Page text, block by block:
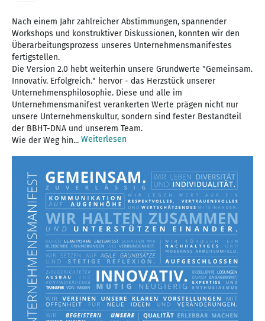
Nach einem Jahr zahlreicher Abstimmungen, spannender
Workshops und konstruktiver Diskussionen, konnten wir den
Überarbeitungsprozess unseres Unternehmensmanifestes
fertigstellen.
Die Version 2.0 hebt weiterhin unsere Grundwerte "Gemeinsam.
Innovativ. Erfolgreich." hervor - das Herzstück unserer
Unternehmensphilosophie. Diese und alle im
Unternehmensmanifest verankerten Werte prägen nicht nur
unsere Unternehmenskultur, sondern sind fester Bestandteil
der BBHT-DNA und unserem Team.
Wie der Weg hin... Weiterlesen